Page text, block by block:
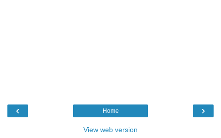
‹ ›
Home
View web version